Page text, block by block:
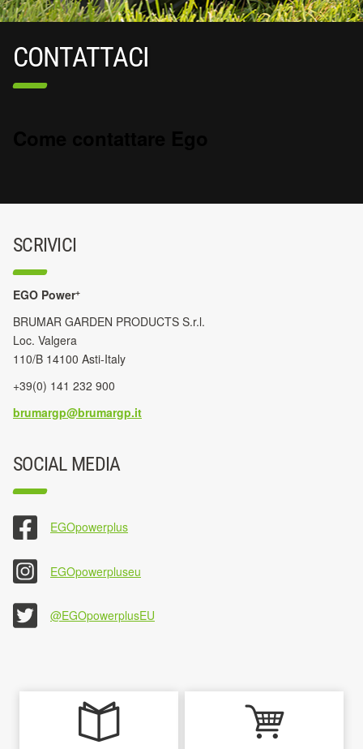
CONTATTACI
SCRIVICI
EGO Power+
BRUMAR GARDEN PRODUCTS S.r.l.
Loc. Valgera
110/B 14100 Asti-Italy
+39(0) 141 232 900
brumargp@brumargp.it
SOCIAL MEDIA
EGOpowerplus
EGOpowerpluseu
@EGOpowerplusEU